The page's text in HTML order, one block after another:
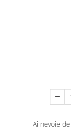
Custi si Genti de
Lemne si coarne
Lese, Zgarzi &
Ai nevoie